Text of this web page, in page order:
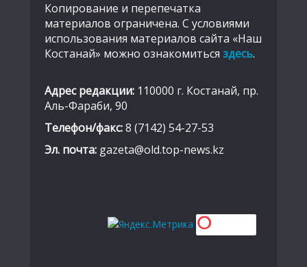
Копирование и перепечатка
материалов ограничена. С условиями
использования материалов сайта «Наш
Костанай» можно ознакомиться здесь.
Адрес редакции: 110000 г. Костанай, пр.
Аль-Фараби, 90
Телефон/факс:8 (7142) 54-27-53
Эл. почта: gazeta@old.top-news.kz